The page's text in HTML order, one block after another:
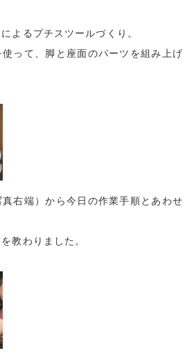
よるプチスツールづくり。
って、脚と座面のパーツを組み上げ
右端）から今日の作業手順とあわせ
教わりました。